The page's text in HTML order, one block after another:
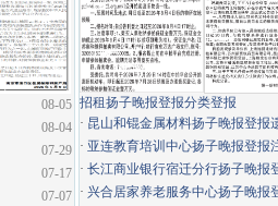
招租扬子晚报登报分类登报
· 昆山和锟金属材料扬子晚报登报
· 亚连教育培训中心扬子晚报登报
· 长江商业银行宿迁分行扬子晚报
· 兴合居家养老服务中心扬子晚报
08-05
08-04
07-29
07-17
07-07